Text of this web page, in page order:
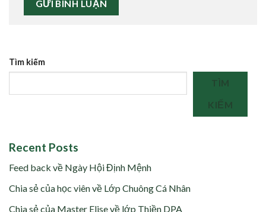
Tìm kiếm
TÌM
KIẾM
Recent Posts
Feed back về Ngày Hội Định Mệnh
Chia sẻ của học viên về Lớp Chuông Cá Nhân
Chia sẻ của Master Elise về lớp Thiền DPA